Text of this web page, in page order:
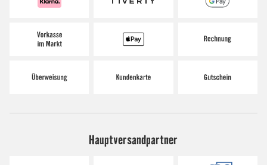
Hauptversandpartner